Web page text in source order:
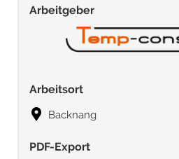
Arbeitgeber
Arbeitsort
Backnang
PDF-Export